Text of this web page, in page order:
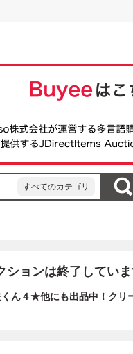
すべてのカテゴリ
ションは終了してい
ん４★他にも出品中！クリ